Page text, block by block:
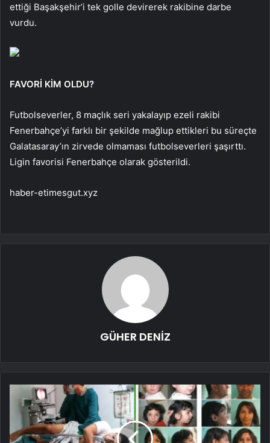
ettiği Başakşehir’i tek golle devirerek rakibine darbe
vurdu.
FAVORİ KİM OLDU?
Futbolseverler, 8 maçlık seri yakalayıp ezeli rakibi
Fenerbahçe’yi farklı bir şekilde mağlup ettikleri bu süreçte
Galatasaray’ın zirvede olmaması futbolseverleri şaşırttı.
Ligin favorisi Fenerbahçe olarak gösterildi.
haber-etimesgut.xyz
GÜHER DENİZ